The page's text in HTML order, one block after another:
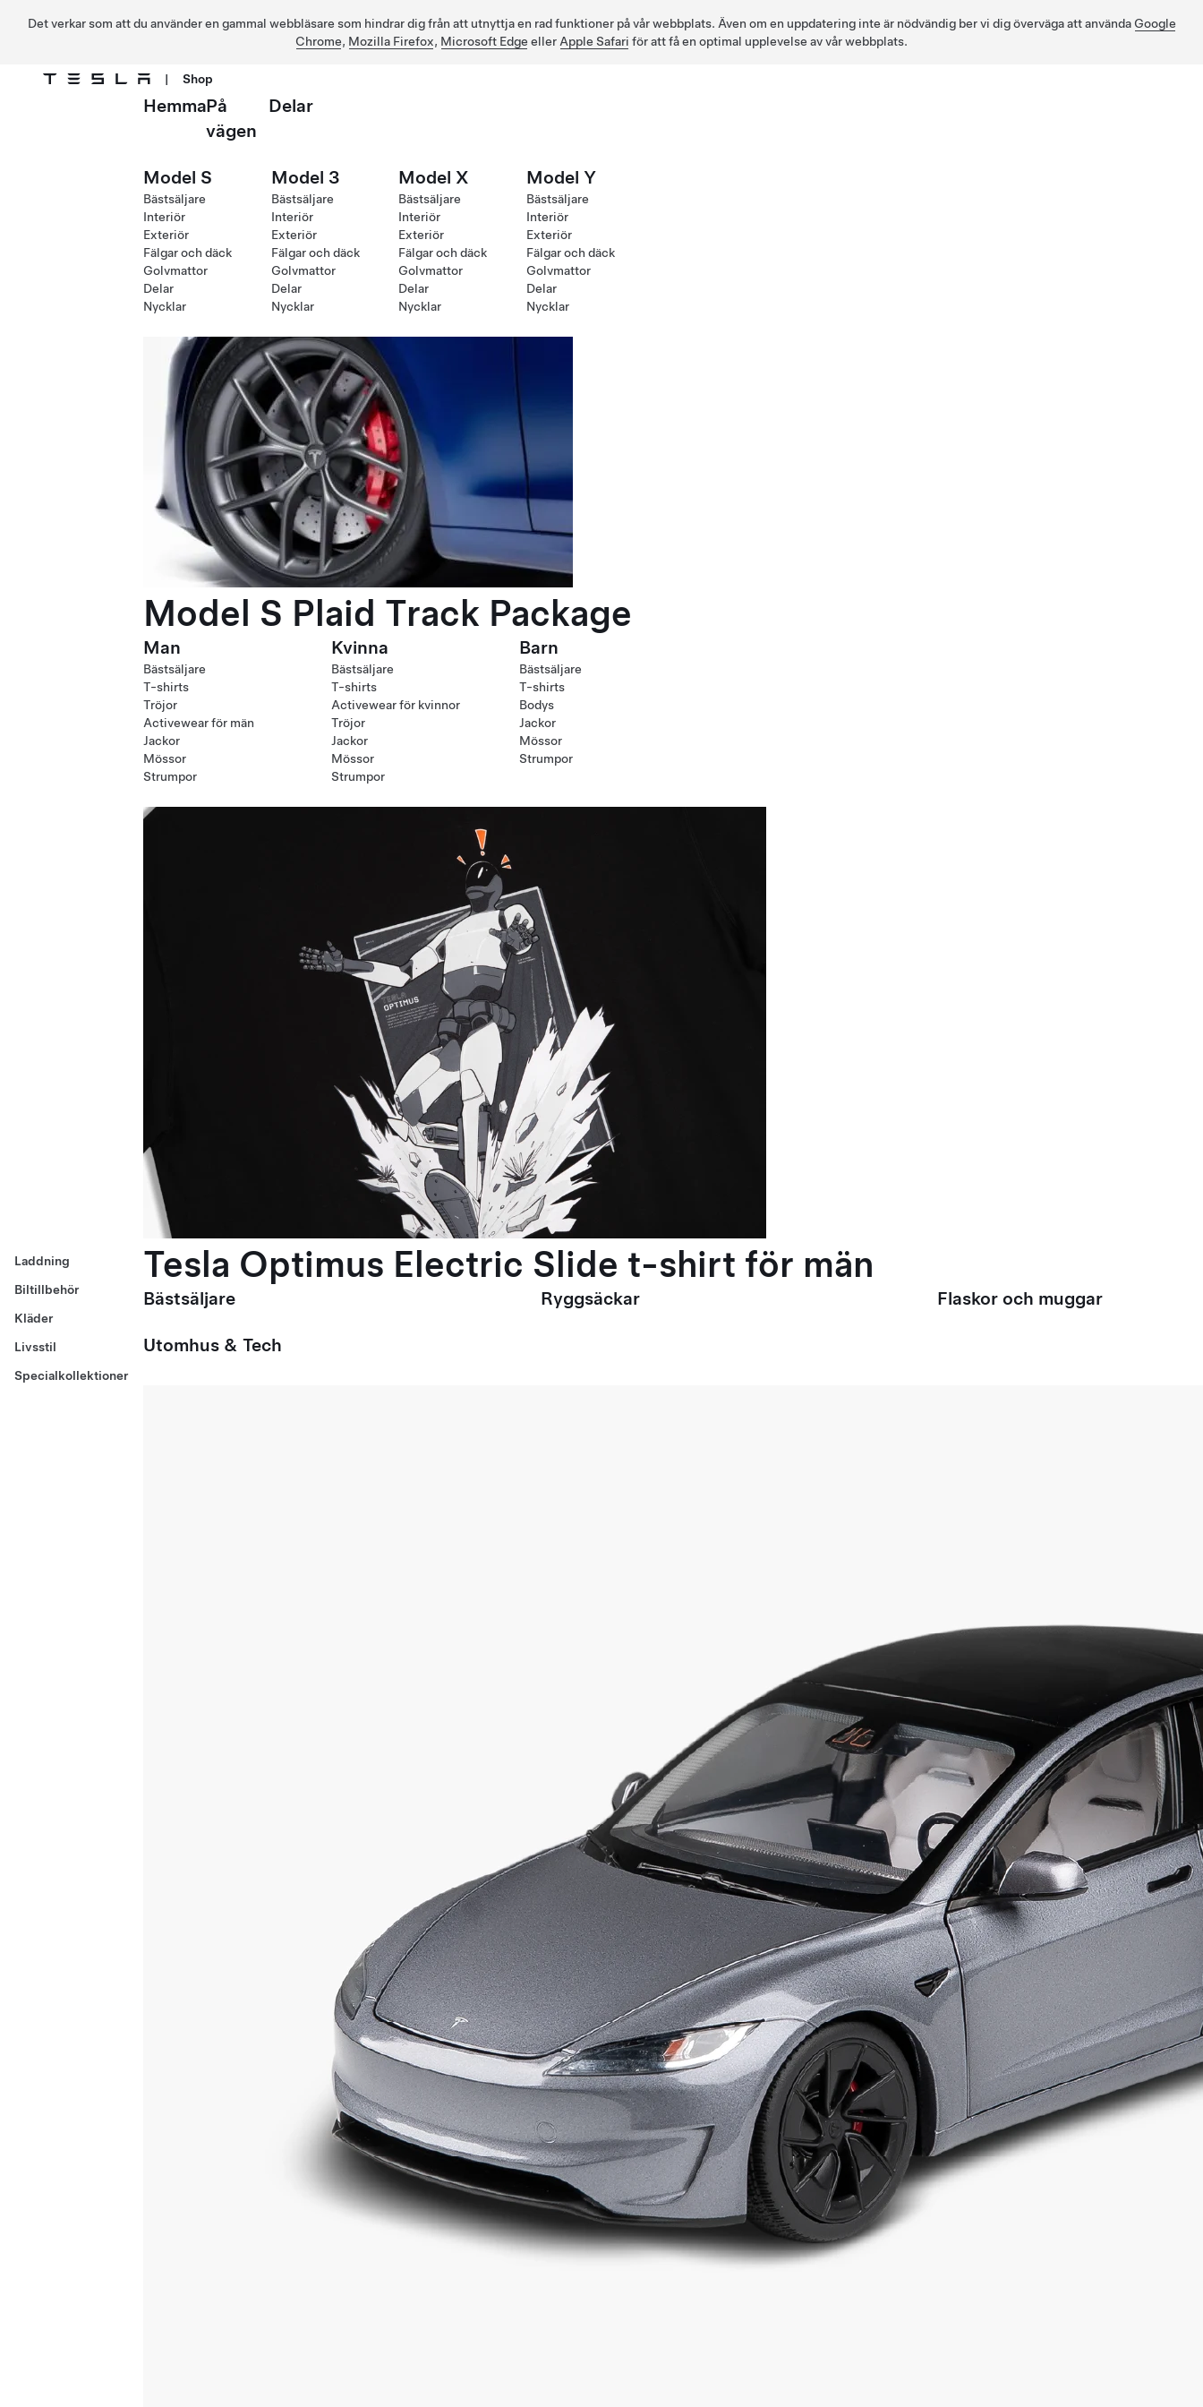
Det verkar som att du använder en gammal webbläsare som hindrar dig från att utnyttja en rad funktioner på vår webbplats. Även om en uppdatering inte är nödvändig ber vi dig överväga att använda Google
Chrome, Mozilla Firefox, Microsoft Edge eller Apple Safari för att få en optimal upplevelse av vår webbplats.
Hoppa till huvudinnehåll
| Shop
Laddning
Biltillbehör
Kläder
Livsstil
Specialkollektioner
HemmaPå
vägen
Delar
Model S
Bästsäljare
Interiör
Exteriör
Fälgar och däck
Golvmattor
Delar
Nycklar
Model 3
Bästsäljare
Interiör
Exteriör
Fälgar och däck
Golvmattor
Delar
Nycklar
Model X
Bästsäljare
Interiör
Exteriör
Fälgar och däck
Golvmattor
Delar
Nycklar
Model Y
Bästsäljare
Interiör
Exteriör
Fälgar och däck
Golvmattor
Delar
Nycklar
Model S Plaid Track Package
Man
Bästsäljare
T-shirts
Tröjor
Activewear för män
Jackor
Mössor
Strumpor
Kvinna
Bästsäljare
T-shirts
Activewear för kvinnor
Tröjor
Jackor
Mössor
Strumpor
Barn
Bästsäljare
T-shirts
Bodys
Jackor
Mössor
Strumpor
Tesla Optimus Electric Slide t-shirt för män
Bästsäljare Ryggsäckar Flaskor och muggar
Utomhus & Tech